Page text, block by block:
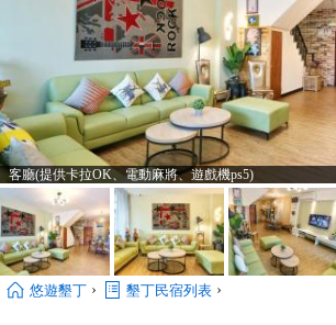
客廳(提供卡拉OK、電動麻將、遊戲機ps5)
悠遊墾丁 › 墾丁民宿列表 ›